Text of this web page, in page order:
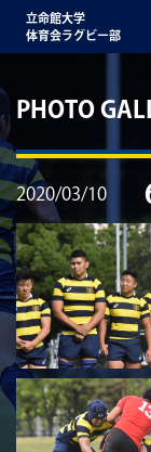
立命館大学
体育会ラグビー部
PHOTO
2020/03/10